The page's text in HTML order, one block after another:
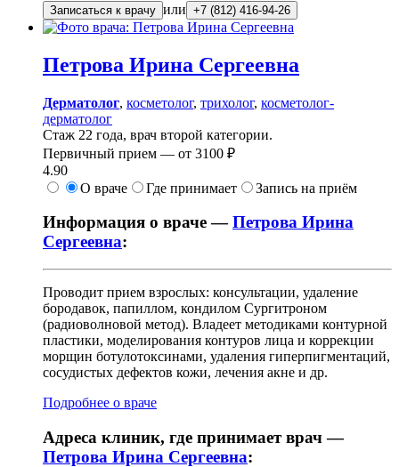
Записаться к врачу или +7 (812) 416-94-26
Петрова Ирина Сергеевна
Дерматолог, косметолог, трихолог, косметолог-
дерматолог
Стаж 22 года, врач второй категории.
Первичный прием — от 3100 ₽
4.90
О враче
Где принимает Запись на приём
Информация о враче —Петрова Ирина
Сергеевна:
Проводит прием взрослых: консультации, удаление
бородавок, папиллом, кондилом Сургитроном
(радиоволновой метод). Владеет методиками контурной
пластики, моделирования контуров лица и коррекции
морщин ботулотоксинами, удаления гиперпигментаций,
сосудистых дефектов кожи, лечения акне и др.
Подробнее о враче
Адреса клиник, где принимает врач —
Петрова Ирина Сергеевна: